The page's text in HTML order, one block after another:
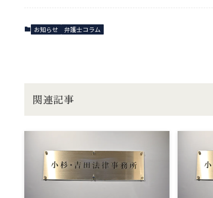
お知らせ 弁護士コラム
関連記事